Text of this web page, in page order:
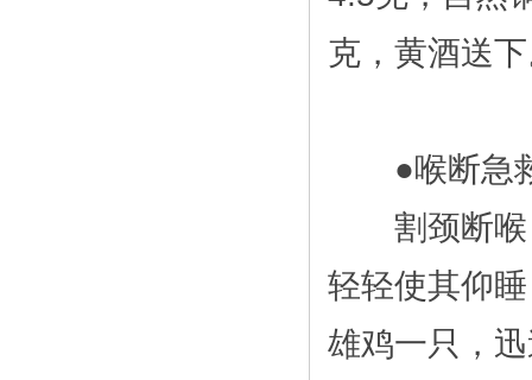
克，黄酒送
●喉断急
割颈断喉
轻轻使其仰
雄鸡一只，